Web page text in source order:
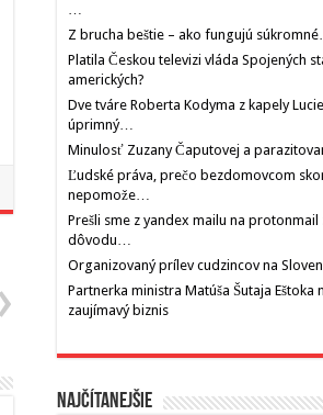
…
Z brucha beštie – ako fungujú
Platila Českou televizi vláda Spojených
amerických?
Dve tváre Roberta Kodyma z kapely
úprimný…
Minulosť Zuzany Čaputovej a
Ľudské práva, prečo bezdomovcom
nepomože…
Prešli sme z yandex mailu na protonmail
dôvodu…
Organizovaný prílev cudzincov na
Partnerka ministra Matúša Šutaja Eštoka
zaujímavý biznis
Najčítanejšie